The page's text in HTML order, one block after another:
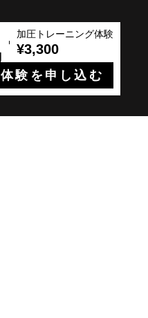
加圧トレーニング体験
¥3,300
体験を申し込む